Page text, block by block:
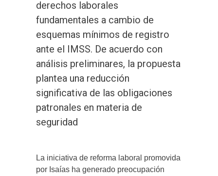
derechos laborales
fundamentales a cambio de
esquemas mínimos de registro
ante el IMSS. De acuerdo con
análisis preliminares, la propuesta
plantea una reducción
significativa de las obligaciones
patronales en materia de
seguridad
La iniciativa de reforma laboral promovida
por Isaías ha generado preocupación